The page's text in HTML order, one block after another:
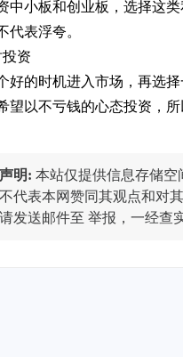
中小板和创业板，选择这
代表浮夸。
资
好的时机进入市场，再选
望以不亏钱的心态投资，所
明: 本站仅提供信息存储
代表本网赞同其观点和对
发送邮件至 举报，一经查